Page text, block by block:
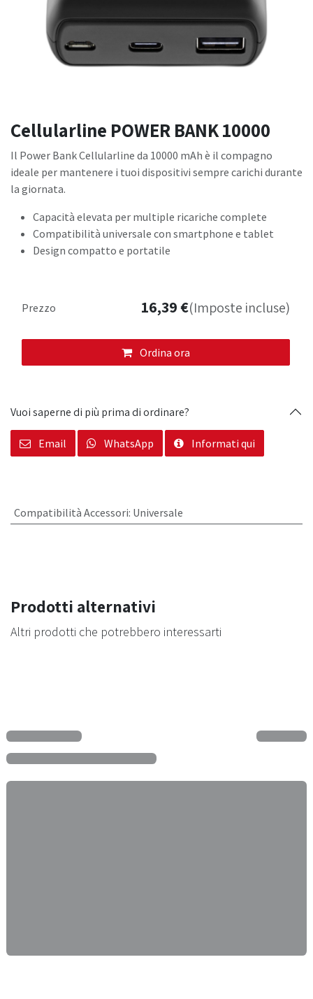
Cellularline POWER BANK 10000
Il Power Bank Cellularline da 10000 mAh è il compagno
ideale per mantenere i tuoi dispositivi sempre carichi durante
la giornata.
Capacità elevata per multiple ricariche complete
Compatibilità universale con smartphone e tablet
Design compatto e portatile
Ordina ora
Prezzo 16,39€(Imposte incluse)
Vuoi saperne di più prima di ordinare?
Email WhatsApp Informati qui
Compatibilità Accessori: Universale
Prodotti alternativi
Altri prodotti che potrebbero interessarti